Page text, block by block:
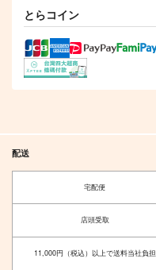
とらコイン
配送
宅配便
店頭受取
11,000円（税込）以上で送料当社負担